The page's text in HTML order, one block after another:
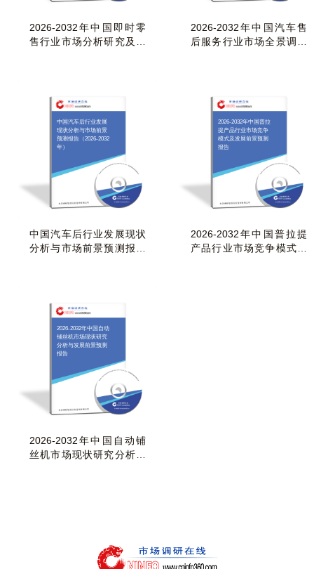
2026-2032年中国即时零
售行业市场分析研究及投
2026-2032年中国汽车售
后服务行业市场全景调研
中国汽车后行业发展
现状分析与市场前景
预测报告（2026-2032
年）
中国汽车后行业发展现状
分析与市场前景预测报告
2026-2032年中国普拉
提产品行业市场竞争
模式及发展前景预测
报告
2026-2032年中国普拉提
产品行业市场竞争模式及
2026-2032年中国自动
铺丝机市场现状研究
分析与发展前景预测
报告
2026-2032年中国自动铺
丝机市场现状研究分析与